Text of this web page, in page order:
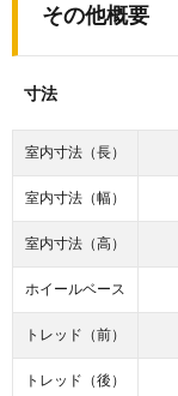
その他概要
寸法
室内寸法（長）
室内寸法（幅）
室内寸法（高）
ホイールベース
トレッド（前）
トレッド（後）